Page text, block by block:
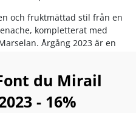
och fruktmättad stil från en
kompletterat med
Årgång 2023 är en
runt, till vardags och till
du Mirail
- 16%